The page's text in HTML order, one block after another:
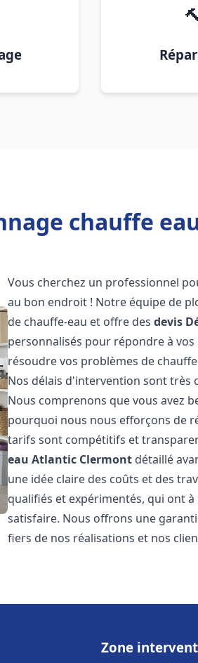
chauffe
Vous cherchez un professionnel
au bon endroit ! Notre équipe de
de chauffe-eau et offre desdevis
personnalisés pour répondre à
résoudre vos problèmes de
Nos délais d'intervention sont très
Nous comprenons que vous avez
pourquoi nous nous efforçons de
tarifs sont compétitifs et
eau Atlantic Clermont détaillé
une idée claire des coûts et des
qualifiés et expérimentés, qui ont
satisfaire. Nous offrons une
fiers de nos réalisations et nos
Zone